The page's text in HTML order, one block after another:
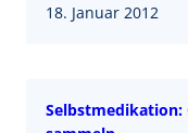
18. Januar 2012
Selbstmedikation: